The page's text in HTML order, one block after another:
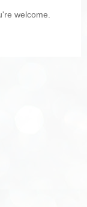
welcome.